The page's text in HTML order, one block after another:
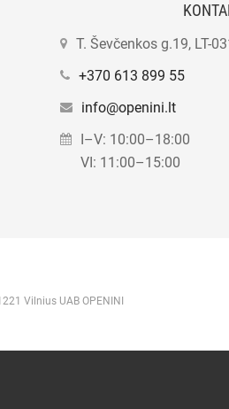
T. Ševčenkos g.19, LT-
+370 613 899 55
info@openini.lt
I–V: 10:00–18:00
VI: 11:00–15:00
Vilnius UAB OPENINI